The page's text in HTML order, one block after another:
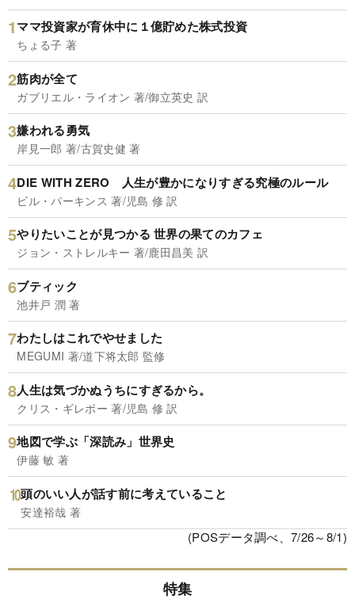
ママ投資家が育休中に１億貯めた株式投資
ちょる子 著
筋肉が全て
ガブリエル・ライオン 著/御立英史 訳
嫌われる勇気
岸見一郎 著/古賀史健 著
DIE WITH ZERO 人生が豊かになりすぎる究極のルール
ビル・パーキンス 著/児島 修 訳
やりたいことが見つかる 世界の果てのカフェ
ジョン・ストレルキー 著/鹿田昌美 訳
ブティック
池井戸 潤 著
わたしはこれでやせました
MEGUMI 著/道下将太郎 監修
人生は気づかぬうちにすぎるから。
クリス・ギレボー 著/児島 修 訳
地図で学ぶ「深読み」世界史
伊藤 敏 著
頭のいい人が話す前に考えていること
安達裕哉 著
(POSデータ調べ、7/26～8/1)
特集